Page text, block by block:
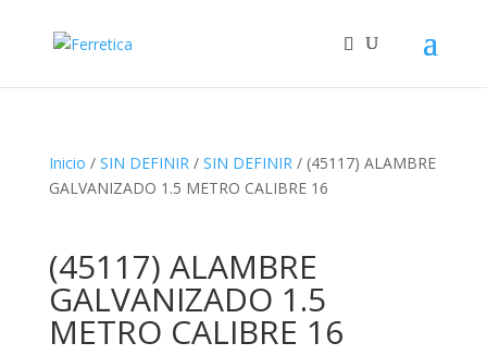
Inicio / SIN DEFINIR/ SIN DEFINIR/ (45117) ALAMBRE
GALVANIZADO 1.5 METRO CALIBRE 16
(45117) ALAMBRE
GALVANIZADO 1.5
METRO CALIBRE 16